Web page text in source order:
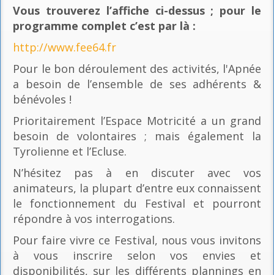
Vous trouverez l’affiche ci-dessus ; pour le
programme complet c’est par là :
http://www.fee64.fr
Pour le bon déroulement des activités, l'Apnée
a besoin de l’ensemble de ses adhérents &
bénévoles !
Prioritairement l’Espace Motricité a un grand
besoin de volontaires ; mais également la
Tyrolienne et l’Ecluse.
N’hésitez pas à en discuter avec vos
animateurs, la plupart d’entre eux connaissent
le fonctionnement du Festival et pourront
répondre à vos interrogations.
Pour faire vivre ce Festival, nous vous invitons
à vous inscrire selon vos envies et
disponibilités, sur les différents plannings en